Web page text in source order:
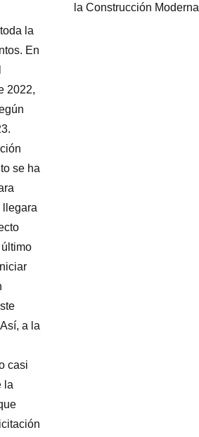
la
En
2022,
se ha
llegara
a la
casi
la
la Construcción Moderna